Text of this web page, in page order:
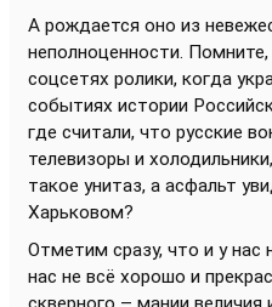
А рождается оно из
неполноценности.
соцсетях ролики, когда
событиях истории
где считали, что русские
телевизоры и
такое унитаз, а асфальт
Харьковом?
Отметим сразу, что и у нас
нас не всё хорошо и